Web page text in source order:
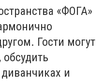
«ФОГА»
Гости могут
и